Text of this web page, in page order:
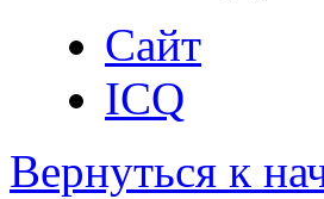
Сайт
ICQ
Вернуться к